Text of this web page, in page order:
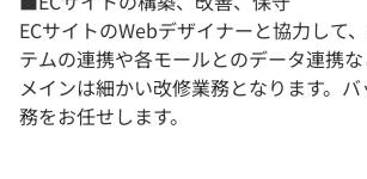
ECサイトのWebデザイナーと協力して
テムの連携や各モールとのデータ連携な
メインは細かい改修業務となります。
務をお任せします。